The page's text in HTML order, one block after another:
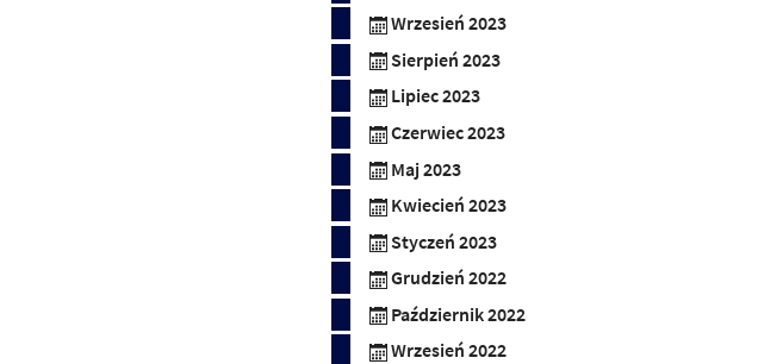
Wrzesień 2023
Sierpień 2023
Lipiec 2023
Czerwiec 2023
Maj 2023
Kwiecień 2023
Styczeń 2023
Grudzień 2022
Październik 2022
Wrzesień 2022